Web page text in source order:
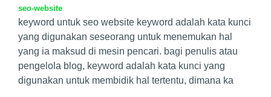
seo-website
keyword untuk seo website keyword adalah kata kunci
yang digunakan seseorang untuk menemukan hal
yang ia maksud di mesin pencari. bagi penulis atau
pengelola blog, keyword adalah kata kunci yang
digunakan untuk membidik hal tertentu, dimana ka